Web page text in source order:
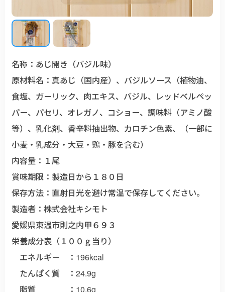
名称：あじ開き（バジル味）
原材料名：真あじ（国内産）、バジルソース（植物油、
食塩、ガーリック、肉エキス、バジル、レッドベルペッ
パー、パセリ、オレガノ、コショー、調味料（アミノ酸
等）、乳化剤、香辛料抽出物、カロチン色素、（一部に
小麦・乳成分・大豆・鶏・豚を含む）
内容量：１尾
賞味期限：製造日から１８０日
保存方法：直射日光を避け常温で保存してください。
製造者：株式会社キシモト
愛媛県東温市則之内甲６９３
栄養成分表（１００ｇ当り）
エネルギー ：196kcal
たんぱく質 ：24.9g
脂質 ：10.6g